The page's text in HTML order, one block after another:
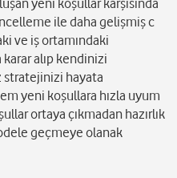
ile daha gelişmiş c
ve iş ortamındaki
alıp kendinizi
hayata
yeni koşullara hızla uyum
ortaya çıkmadan hazırlık
geçmeye olanak